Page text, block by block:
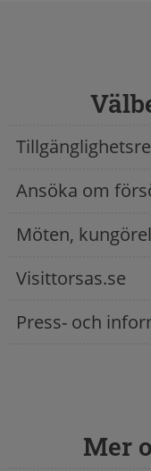
Ansöka om
Möten,
Visittorsas.se
Press- och
Mer